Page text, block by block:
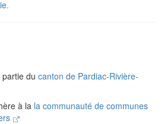
du canton de Pardiac-Rivière-
à la la communauté de communes